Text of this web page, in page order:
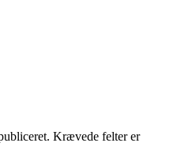
Krævede felter er